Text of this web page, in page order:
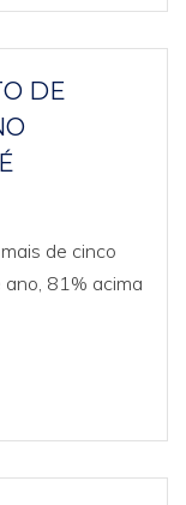
DE
de cinco
81% acima